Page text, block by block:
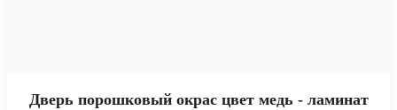
Дверь порошковый окрас цвет медь - ламинат